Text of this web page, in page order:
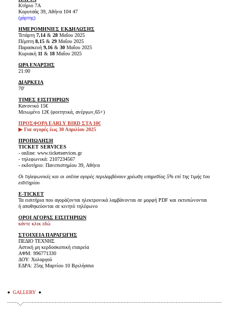
Κτήριο 7Α
Κορυτσάς 39, Αθήνα 104 47
(χάρτης)
ΗΜΕΡΟΜΗΝΙΕΣ ΕΚΔΗΛΩΣΗΣ
Τετάρτη 7,14& 28Μαΐου 2025
Πέμπτη 8,15& 29Μαΐου 2025
Παρασκευή 9,16& 30Μαΐου 2025
Κυριακή 11 & 18Μαΐου 2025
ΩΡΑ ΕΝΑΡΞΗΣ
21:00
ΔΙΑΡΚΕΙΑ
70'
ΤΙΜΕΣ ΕΙΣΙΤΗΡΙΩΝ
Κανονικό 15€
Μειωμένο 12€ (φοιτητικά, ανέργων,65+)
ΠΡΟΣΦΟΡΑ EARLY BIRD ΣΤΑ 10€
▶ Για αγορές έως 30 Απριλίου 2025
ΠΡΟΠΩΛΗΣΗ
TICKET SERVICES
- online: www.ticketservices.gr
- τηλεφωνικά: 2107234567
- εκδοτήριο: Πανεπιστημίου 39, Αθήνα
Οι τηλεφωνικές και οι online αγορές περιλαμβάνουν χρέωση υπηρεσίας 5% επί της τιμής του
εισιτηρίου
E-TICKET
Τα εισιτήρια που αγοράζονται ηλεκτρονικά λαμβάνονται σε μορφή PDF και εκτυπώνονται
ή αποθηκεύονται σε κινητό τηλέφωνο
ΟΡΟΙ ΑΓΟΡΑΣ ΕΙΣΙΤΗΡΙΩΝ
κάντε κλικ εδώ
ΣΤΟΙΧΕΙΑ ΠΑΡΑΓΩΓΗΣ
ΠΕΔΙΟ ΤΕΧΝΗΣ
Αστική μη κερδοσκοπική εταιρεία
ΑΦΜ: 996771330
ΔΟΥ: Χολαργού
ΕΔΡΑ: 25ης Μαρτίου 10 Βριλήσσια
GALLERY